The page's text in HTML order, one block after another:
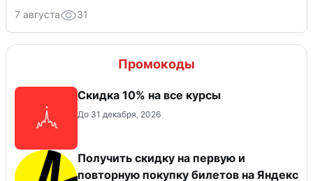
7 августа 31
Промокоды
Скидка 10% на все курсы
До 31 декабря, 2026
Получить скидку на первую и
повторную покупку билетов на Яндекс